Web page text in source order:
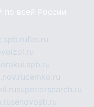
по всей России
fas.ru
orakul.spb.ru
cemko.ru
superiorsearch.ru
senovosti.ru